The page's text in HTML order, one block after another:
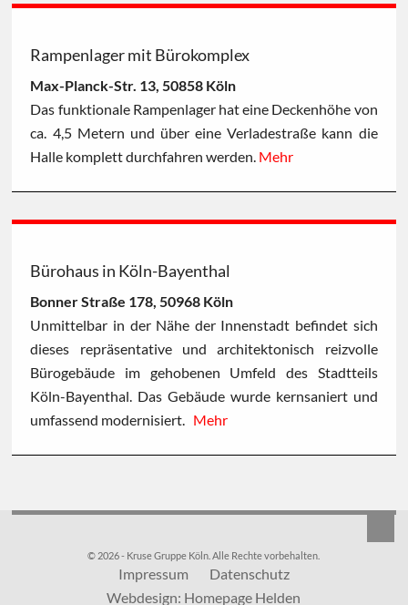
Rampenlager mit Bürokomplex
Max-Planck-Str. 13, 50858 Köln
Das funktionale Rampenlager hat eine Deckenhöhe von
ca. 4,5 Metern und über eine Verladestraße kann die
Halle komplett durchfahren werden. Mehr
Bürohaus in Köln-Bayenthal
Bonner Straße 178, 50968 Köln
Unmittelbar in der Nähe der Innenstadt befindet sich
dieses repräsentative und architektonisch reizvolle
Bürogebäude im gehobenen Umfeld des Stadtteils
Köln-Bayenthal. Das Gebäude wurde kernsaniert und
umfassend modernisiert. Mehr
© 2026 - Kruse Gruppe Köln. Alle Rechte vorbehalten.
Impressum
Datenschutz
Webdesign: Homepage Helden